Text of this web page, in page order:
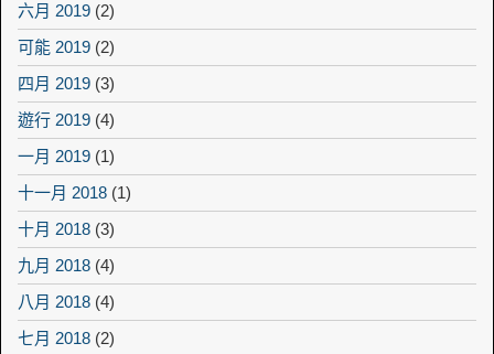
六月 2019 (2)
可能 2019 (2)
四月 2019 (3)
遊行 2019 (4)
一月 2019 (1)
十一月 2018 (1)
十月 2018 (3)
九月 2018 (4)
八月 2018 (4)
七月 2018 (2)